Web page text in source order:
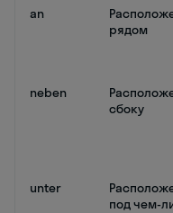
an
рядом
neben
сбоку
unter
под чем-